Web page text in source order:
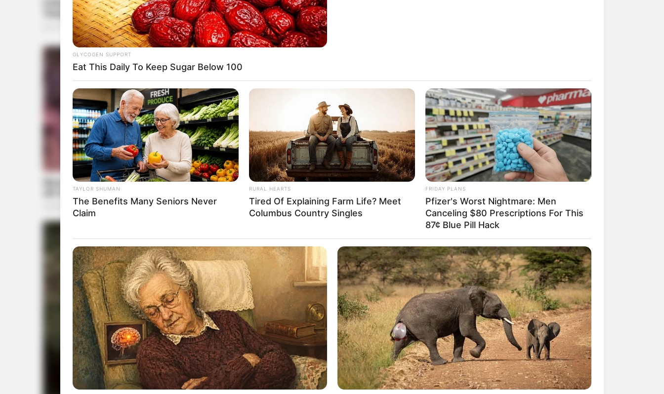
GLYCOGEN SUPPORT
Eat This Daily To Keep Sugar Below 100
TAYLOR SHUMAN
The Benefits Many Seniors Never
Claim
RURAL HEARTS
Tired Of Explaining Farm Life? Meet
Columbus Country Singles
FRIDAY PLANS
Pfizer's Worst Nightmare: Men
Canceling $80 Prescriptions For This
87¢ Blue Pill Hack